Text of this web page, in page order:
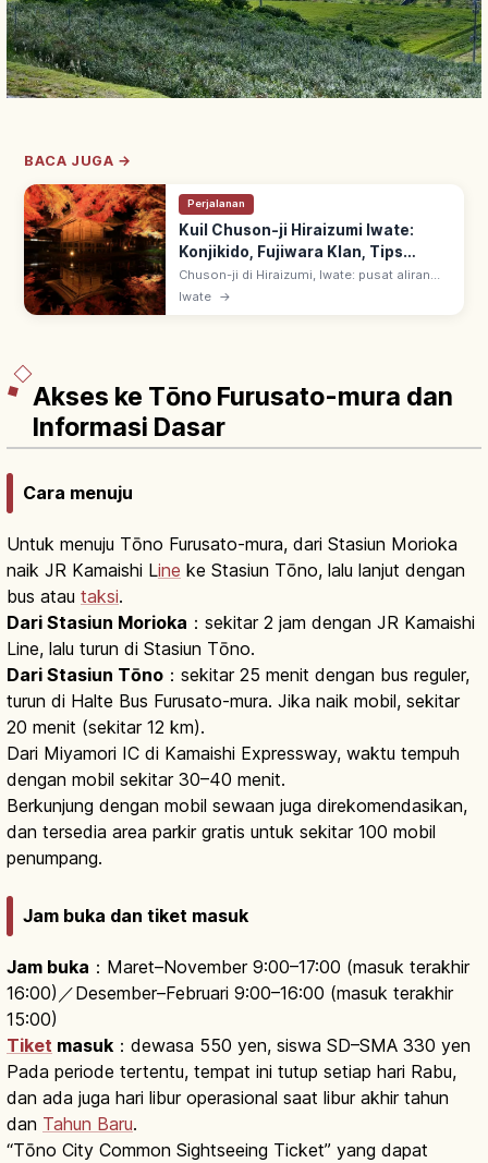
BACA JUGA →
Perjalanan
Kuil Chuson-ji Hiraizumi Iwate:
Konjikido, Fujiwara Klan, Tips
Berkunjung
Chuson-ji di Hiraizumi, Iwate: pusat aliran
Tendai Tohoku, didirikan 850 oleh Jikaku
Iwate →
Akses ke Tōno Furusato-mura dan
Informasi Dasar
Cara menuju
Untuk menuju Tōno Furusato-mura, dari Stasiun Morioka
naik JR Kamaishi Line ke Stasiun Tōno, lalu lanjut dengan
bus atau taksi.
Dari Stasiun Morioka ：sekitar 2 jam dengan JR Kamaishi
Line, lalu turun di Stasiun Tōno.
Dari Stasiun Tōno ：sekitar 25 menit dengan bus reguler,
turun di Halte Bus Furusato-mura. Jika naik mobil, sekitar
20 menit (sekitar 12 km).
Dari Miyamori IC di Kamaishi Expressway, waktu tempuh
dengan mobil sekitar 30–40 menit.
Berkunjung dengan mobil sewaan juga direkomendasikan,
dan tersedia area parkir gratis untuk sekitar 100 mobil
penumpang.
Jam buka dan tiket masuk
Jam buka ：Maret–November 9:00–17:00 (masuk terakhir
16:00)／Desember–Februari 9:00–16:00 (masuk terakhir
15:00)
Tiket masuk ：dewasa 550 yen, siswa SD–SMA 330 yen
Pada periode tertentu, tempat ini tutup setiap hari Rabu,
dan ada juga hari libur operasional saat libur akhir tahun
dan Tahun Baru.
“Tōno City Common Sightseeing Ticket” yang dapat